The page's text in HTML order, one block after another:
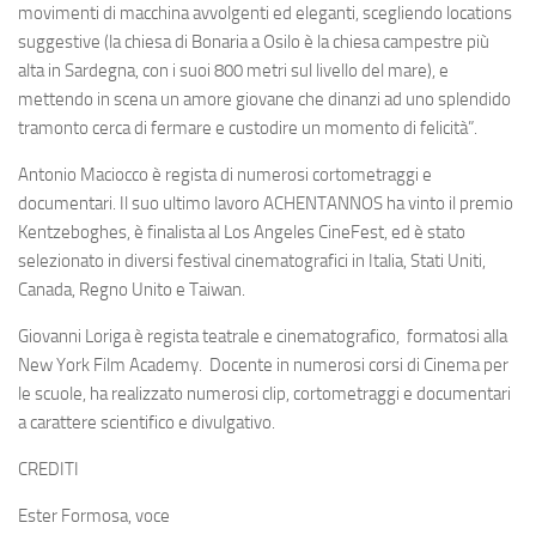
movimenti di macchina avvolgenti ed eleganti, scegliendo locations
suggestive (la chiesa di Bonaria a Osilo è la chiesa campestre più
alta in Sardegna, con i suoi 800 metri sul livello del mare), e
mettendo in scena un amore giovane che dinanzi ad uno splendido
tramonto cerca di fermare e custodire un momento di felicità”.
Antonio Maciocco è regista di numerosi cortometraggi e
documentari. Il suo ultimo lavoro ACHENTANNOS ha vinto il premio
Kentzeboghes, è finalista al Los Angeles CineFest, ed è stato
selezionato in diversi festival cinematografici in Italia, Stati Uniti,
Canada, Regno Unito e Taiwan.
Giovanni Lorigaè regista teatrale e cinematografico, formatosi alla
New York Film Academy. Docente in numerosi corsi di Cinema per
le scuole, ha realizzato numerosi clip, cortometraggi e documentari
a carattere scientifico e divulgativo.
CREDITI
Ester Formosa, voce